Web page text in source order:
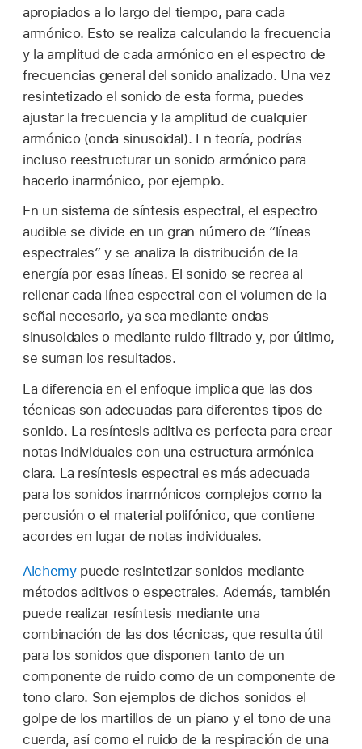
apropiados a lo largo del tiempo, para cada
armónico. Esto se realiza calculando la frecuencia
y la amplitud de cada armónico en el espectro de
frecuencias general del sonido analizado. Una vez
resintetizado el sonido de esta forma, puedes
ajustar la frecuencia y la amplitud de cualquier
armónico (onda sinusoidal). En teoría, podrías
incluso reestructurar un sonido armónico para
hacerlo inarmónico, por ejemplo.
En un sistema de síntesis espectral, el espectro
audible se divide en un gran número de “líneas
espectrales” y se analiza la distribución de la
energía por esas líneas. El sonido se recrea al
rellenar cada línea espectral con el volumen de la
señal necesario, ya sea mediante ondas
sinusoidales o mediante ruido filtrado y, por último,
se suman los resultados.
La diferencia en el enfoque implica que las dos
técnicas son adecuadas para diferentes tipos de
sonido. La resíntesis aditiva es perfecta para crear
notas individuales con una estructura armónica
clara. La resíntesis espectral es más adecuada
para los sonidos inarmónicos complejos como la
percusión o el material polifónico, que contiene
acordes en lugar de notas individuales.
Alchemypuede resintetizar sonidos mediante
métodos aditivos o espectrales. Además, también
puede realizar resíntesis mediante una
combinación de las dos técnicas, que resulta útil
para los sonidos que disponen tanto de un
componente de ruido como de un componente de
tono claro. Son ejemplos de dichos sonidos el
golpe de los martillos de un piano y el tono de una
cuerda, así como el ruido de la respiración de una